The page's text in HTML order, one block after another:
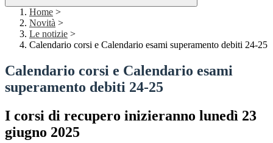
Home >
Novità >
Le notizie >
Calendario corsi e Calendario esami superamento debiti 24-25
Calendario corsi e Calendario esami
superamento debiti 24-25
I corsi di recupero inizieranno lunedì 23
giugno 2025